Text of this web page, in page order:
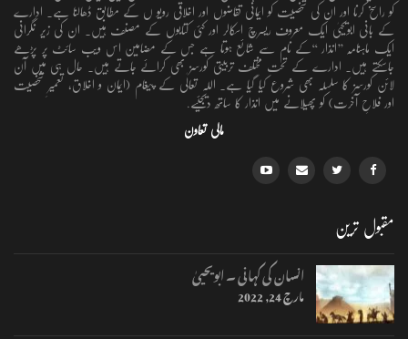
کو راسخ کرنا اور ان کی شخصیت کو ایمانی تقاضوں اور اخلاقی رویو ں کے مطابق ڈھالنا ہے۔ ادارے
کے بانی ابویحییٰ ایک معروف ریسرچ اسکالر اور کئی کتابوں کے مصنف ہیں۔ ان کی زیر نگرانی
ایک ماہنامہ ’’انذار ‘‘کے نام سے شائع ہوتا ہے جس کے مضامین اس ویب سائٹ پر پڑھے
جاسکتے ہیں۔ ادارے کے تحت مختلف تربیتی کورسز بھی کرائے جاتے ہیں۔ حال ہی میں آن
لائن کورسز کا سلسلہ بھی شروع کیا گیا ہے۔ اللہ تعالٰی کے پیغام (ایمان و اخلاق، تعمیرِ شخصیت
اور فلاحِ آخرت) کو پھیلانے میں انذار کا ساتھ دیجئیے.
مالی تعاون
مقبول ترین
انسان کی کہانی ۔ ابویحییٰ
مارچ 24, 2022